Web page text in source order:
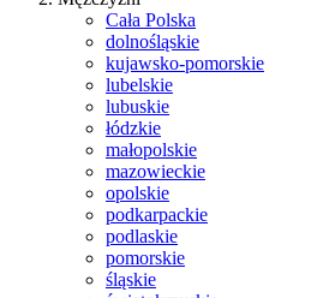
Cała Polska
dolnośląskie
kujawsko-pomorskie
lubelskie
lubuskie
łódzkie
małopolskie
mazowieckie
opolskie
podkarpackie
podlaskie
pomorskie
śląskie